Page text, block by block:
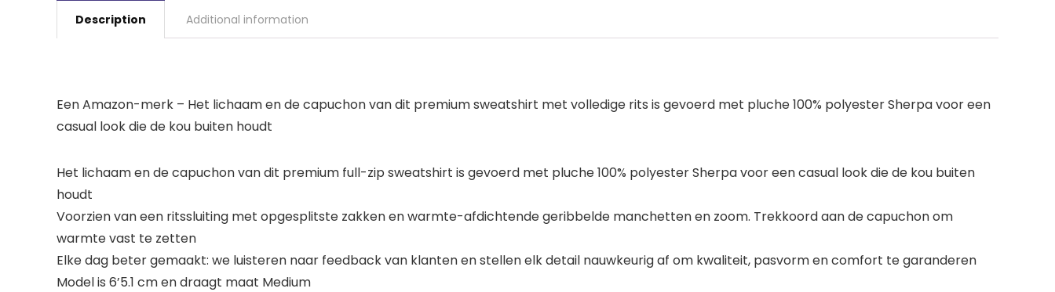
Description Additional information
Een Amazon-merk – Het lichaam en de capuchon van dit premium sweatshirt met volledige rits is gevoerd met pluche 100% polyester Sherpa voor een
casual look die de kou buiten houdt
Het lichaam en de capuchon van dit premium full-zip sweatshirt is gevoerd met pluche 100% polyester Sherpa voor een casual look die de kou buiten
houdt
Voorzien van een ritssluiting met opgesplitste zakken en warmte-afdichtende geribbelde manchetten en zoom. Trekkoord aan de capuchon om
warmte vast te zetten
Elke dag beter gemaakt: we luisteren naar feedback van klanten en stellen elk detail nauwkeurig af om kwaliteit, pasvorm en comfort te garanderen
Model is 6’5.1 cm en draagt maat Medium